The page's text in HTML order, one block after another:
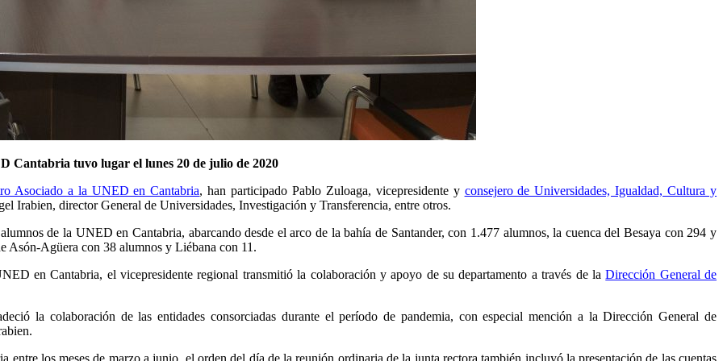
Cantabria tuvo lugar el lunes 20 de julio de 2020
Asociado a la UNED en Cantabria, han participado Pablo Zuloaga, vicepresidente y consejero de Universidades, Igualdad, Cultura y
Irabien, director General de Universidades, Investigación y Transferencia, entre otros.
de la UNED en Cantabria, abarcando desde el arco de la bahía de Santander, con 1.477 alumnos, la cuenca del Besaya con 294 y
Asón-Agüera con 38 alumnos y Liébana con 11.
en Cantabria, el vicepresidente regional transmitió la colaboración y apoyo de su departamento a través de laDirección General de
la colaboración de las entidades consorciadas durante el período de pandemia, con especial mención a la Dirección General de
los meses de marzo a junio, el orden del día de la reunión ordinaria de la junta rectora también incluyó la presentación de las cuentas